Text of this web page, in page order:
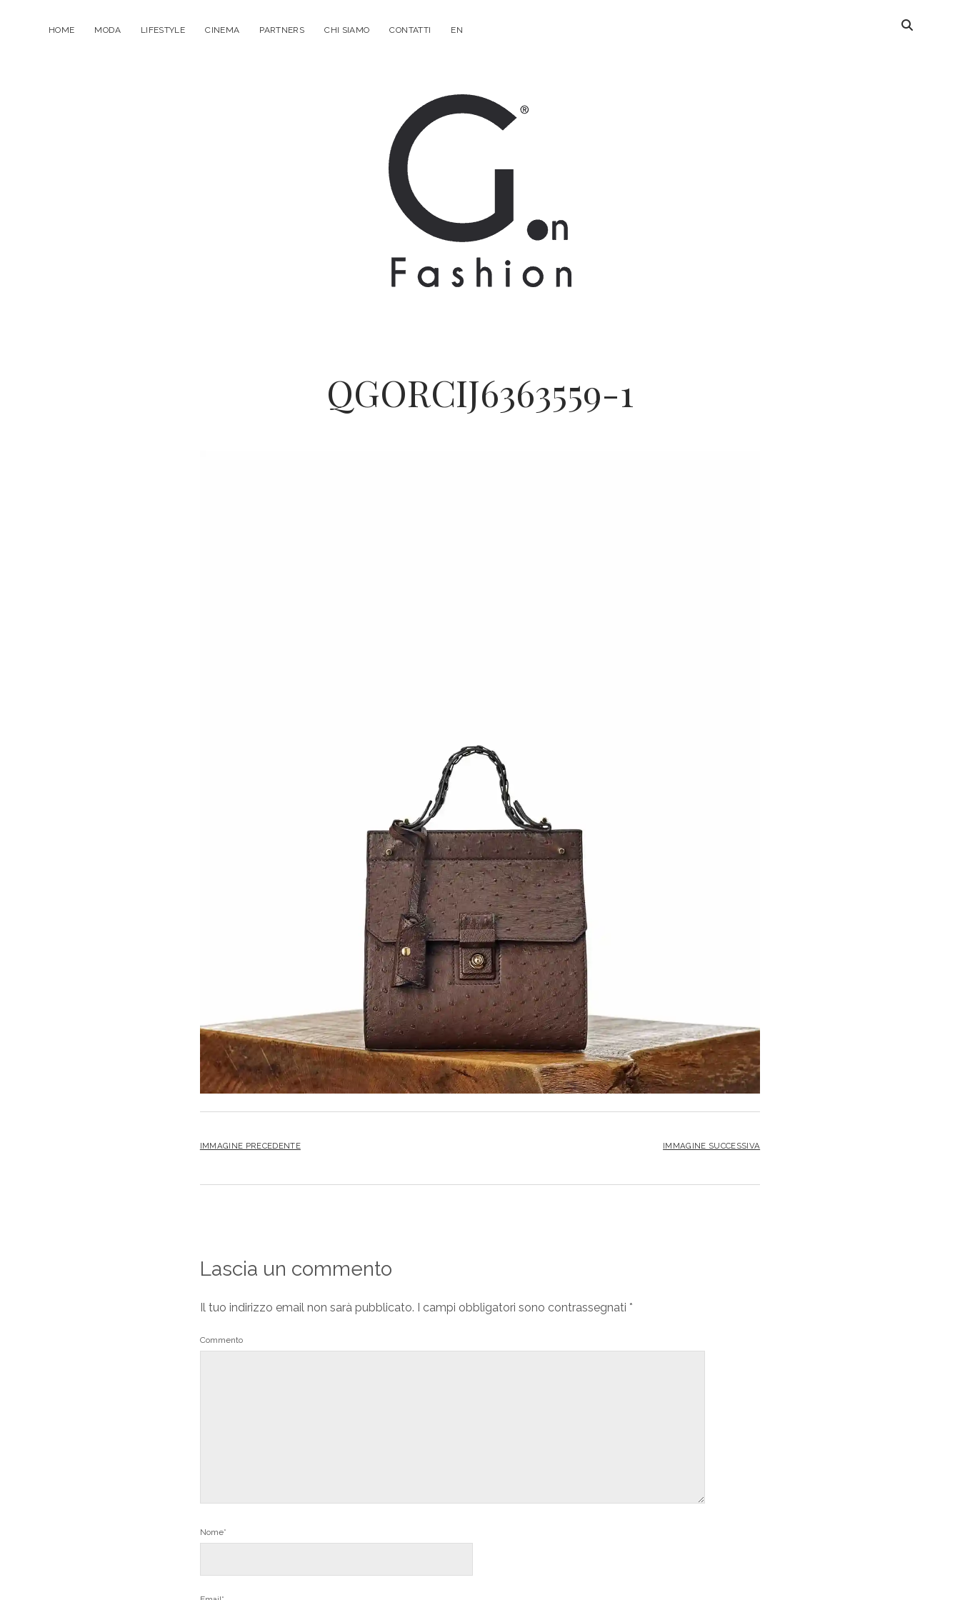
HOME MODA LIFESTYLE CINEMA PARTNERS CHI SIAMO CONTATTI EN
G.on
Fashion
Magazine
QGORCIJ6363559-1
IMMAGINE PRECEDENTE IMMAGINE SUCCESSIVA
Lascia un commento
Il tuo indirizzo email non sarà pubblicato. I campi obbligatori sono contrassegnati *
Commento
Nome*